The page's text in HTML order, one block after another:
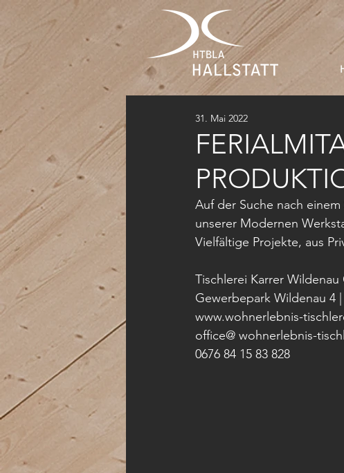
31. Mai 2022
Auf der Suche nach
unserer Modernen
Vielfältige Projekte, aus
Tischlerei Karrer Wildenau
Gewerbepark Wildenau 4
www.wohnerlebnis-
office@ wohnerlebnis-
0676 84 15 83 828